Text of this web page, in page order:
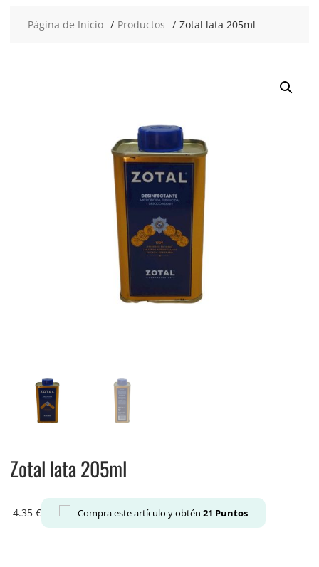
Página de Inicio Productos Zotal lata 205ml
Zotal lata 205ml
4.35 € Compra este artículo y obtén 21 Puntos